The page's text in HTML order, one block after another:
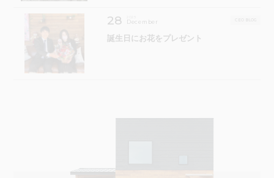
28 December
誕生日にお花をプレゼント